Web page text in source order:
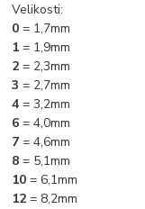
Velikosti:
0 = 1,7mm
1 = 1,9mm
2 = 2,3mm
3 = 2,7mm
4 = 3,2mm
6 = 4,0mm
7 = 4,6mm
8 = 5,1mm
10 = 6,1mm
12 = 8,2mm